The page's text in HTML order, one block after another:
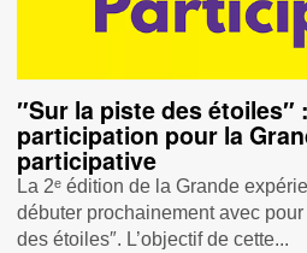
″Sur la piste des étoiles″
participation pour la
participative
La 2ᵉ édition de la Grande
débuter prochainement avec
des étoiles″. L’objectif de cette...